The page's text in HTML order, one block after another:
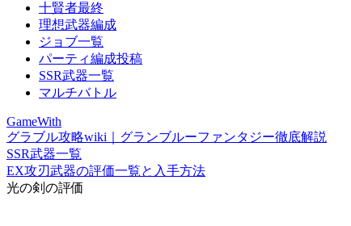
十賢者最終
理想武器編成
ジョブ一覧
パーティ編成投稿
SSR武器一覧
マルチバトル
GameWith
グラブル攻略wiki｜グランブルーファンタジー徹底解説
SSR武器一覧
EX攻刃武器の評価一覧と入手方法
光の剣の評価